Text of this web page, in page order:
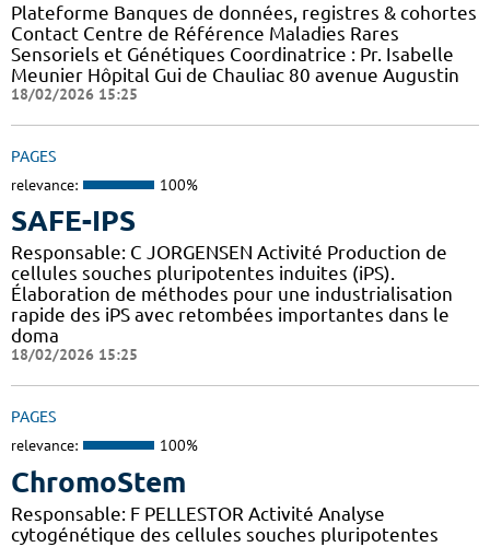
Plateforme Banques de données, registres & cohortes
Contact Centre de Référence Maladies Rares
Sensoriels et Génétiques Coordinatrice : Pr. Isabelle
Meunier Hôpital Gui de Chauliac 80 avenue Augustin
18/02/2026 15:25
PAGES
relevance: 100%
SAFE-IPS
Responsable: C JORGENSEN Activité Production de
cellules souches pluripotentes induites (iPS).
Élaboration de méthodes pour une industrialisation
rapide des iPS avec retombées importantes dans le
doma
18/02/2026 15:25
PAGES
relevance: 100%
ChromoStem
Responsable: F PELLESTOR Activité Analyse
cytogénétique des cellules souches pluripotentes